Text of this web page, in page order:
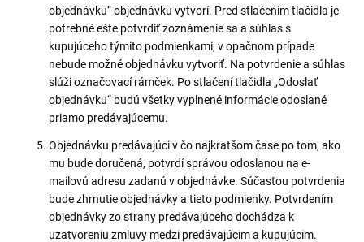
objednávku“ objednávku vytvorí. Pred stlačením tlačidla je
potrebné ešte potvrdiť zoznámenie sa a súhlas s
kupujúceho týmito podmienkami, v opačnom prípade
nebude možné objednávku vytvoriť. Na potvrdenie a súhlas
slúži označovací rámček. Po stlačení tlačidla „Odoslať
objednávku“ budú všetky vyplnené informácie odoslané
priamo predávajúcemu.
Objednávku predávajúci v čo najkratšom čase po tom, ako
mu bude doručená, potvrdí správou odoslanou na e-
mailovú adresu zadanú v objednávke. Súčasťou potvrdenia
bude zhrnutie objednávky a tieto podmienky. Potvrdením
objednávky zo strany predávajúceho dochádza k
uzatvoreniu zmluvy medzi predávajúcim a kupujúcim.